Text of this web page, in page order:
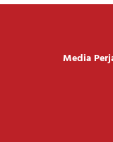
Media